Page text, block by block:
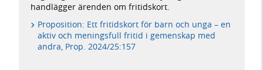
handlägger ärenden om fritidskort.
Proposition: Ett fritidskort för barn och unga – en
aktiv och meningsfull fritid i gemenskap med
andra, Prop. 2024/25:157